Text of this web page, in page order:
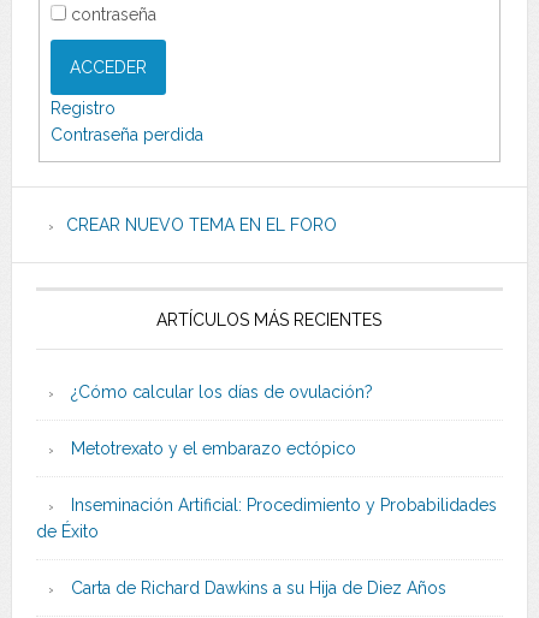
contraseña
ACCEDER
Registro
Contraseña perdida
CREAR NUEVO TEMA EN EL FORO
ARTÍCULOS MÁS RECIENTES
¿Cómo calcular los días de ovulación?
Metotrexato y el embarazo ectópico
Inseminación Artificial: Procedimiento y Probabilidades
de Éxito
Carta de Richard Dawkins a su Hija de Diez Años